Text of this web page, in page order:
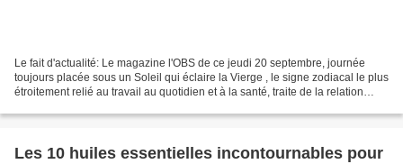
Le fait d'actualité: Le magazine l'OBS de ce jeudi 20 septembre, journée
toujours placée sous un Soleil qui éclaire la Vierge , le signe zodiacal le plus
étroitement relié au travail au quotidien et à la santé, traite de la relation
Les 10 huiles essentielles incontournables pour